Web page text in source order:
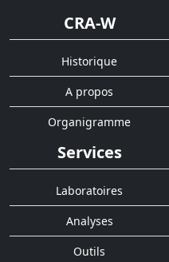
CRA-W
Historique
A propos
Organigramme
Services
Laboratoires
Analyses
Outils